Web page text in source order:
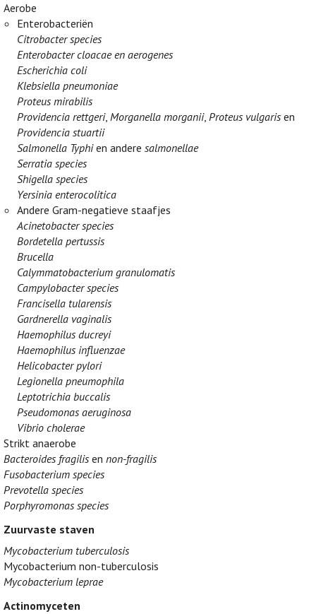
Aerobe
Enterobacteriën
Citrobacter species
Enterobacter cloacae en aerogenes
Escherichia coli
Klebsiella pneumoniae
Proteus mirabilis
Providencia rettgeri,Morganella morganii,Proteus vulgaris en
Providencia stuartii
Salmonella Typhien anderesalmonellae
Serratia species
Shigella species
Yersinia enterocolitica
Andere Gram-negatieve staafjes
Acinetobacter species
Bordetella pertussis
Brucella
Calymmatobacterium granulomatis
Campylobacter species
Francisella tularensis
Gardnerella vaginalis
Haemophilus ducreyi
Haemophilus influenzae
Helicobacter pylori
Legionella pneumophila
Leptotrichia buccalis
Pseudomonas aeruginosa
Vibrio cholerae
Strikt anaerobe
Bacteroides fragilis en non-fragilis
Fusobacterium species
Prevotella species
Porphyromonas species
Zuurvaste staven
Mycobacterium tuberculosis
Mycobacterium non-tuberculosis
Mycobacterium leprae
Actinomyceten